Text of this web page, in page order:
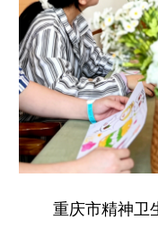
重庆市精神卫